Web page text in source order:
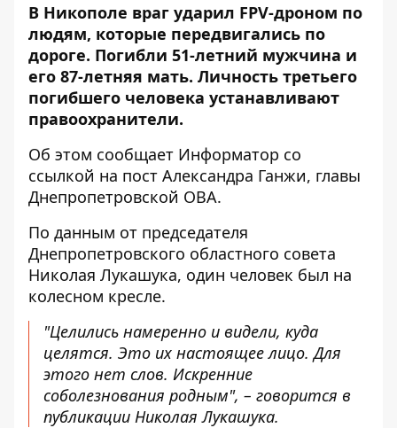
В Никополе враг ударил FPV-дроном по
людям, которые передвигались по
дороге. Погибли 51-летний мужчина и
его 87-летняя мать. Личность третьего
погибшего человека устанавливают
правоохранители.
Об этом сообщает Информатор со
ссылкой на пост Александра Ганжи, главы
Днепропетровской ОВА.
По данным от председателя
Днепропетровского областного совета
Николая Лукашука, один человек был на
колесном кресле.
"Целились намеренно и видели, куда
целятся. Это их настоящее лицо. Для
этого нет слов. Искренние
соболезнования родным", – говорится в
публикации Николая Лукашука.